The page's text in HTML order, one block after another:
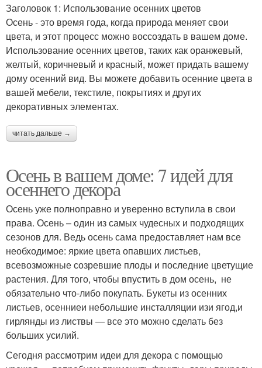
Заголовок 1: Использование осенних цветов
Осень - это время года, когда природа меняет свои
цвета, и этот процесс можно воссоздать в вашем доме.
Использование осенних цветов, таких как оранжевый,
желтый, коричневый и красный, может придать вашему
дому осенний вид. Вы можете добавить осенние цвета в
вашей мебели, текстиле, покрытиях и других
декоративных элементах.
читать дальше →
Осень в вашем доме: 7 идей для
осеннего декора
Осень уже полноправно и уверенно вступила в свои
права. Осень – один из самых чудесных и подходящих
сезонов для. Ведь осень сама предоставляет нам все
необходимое: яркие цвета опавших листьев,
всевозможные созревшие плоды и последние цветущие
растения. Для того, чтобы впустить в дом осень, не
обязательно что-либо покупать. Букеты из осенних
листьев, осенниеи небольшие инсталляции изи ягод,и
гирлянды из листвы — все это можно сделать без
больших усилий.
Сегодня рассмотрим идеи для декора с помощью